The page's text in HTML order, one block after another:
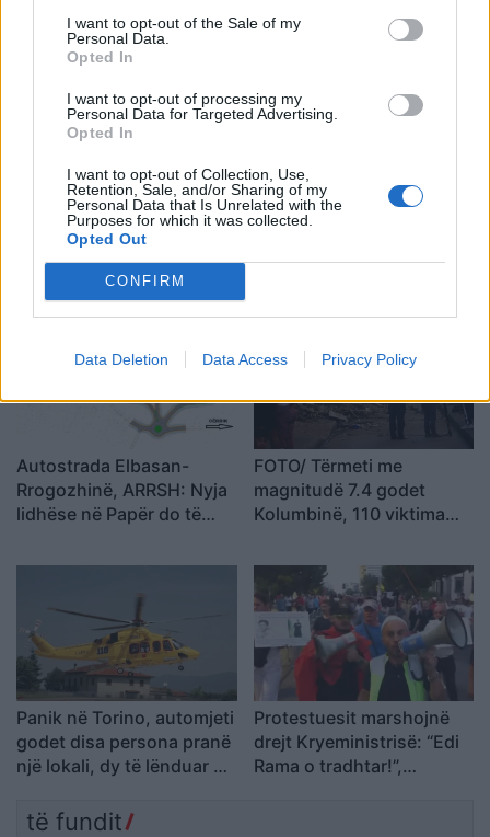
I want to opt-out of the Sale of my
Personal Data.
Opted In
I want to opt-out of processing my
Personal Data for Targeted Advertising.
Opted In
I want to opt-out of Collection, Use,
Retention, Sale, and/or Sharing of my
Personal Data that Is Unrelated with the
Purposes for which it was collected.
Opted Out
CONFIRM
Data Deletion Data Access Privacy Policy
mobilizohemi sa herë të
na kërkohet
barabartë dhe shteti t’u
Kolumbia shpall
emergjencë kombëtare
pas tërmetit shkatërrues,
mbi 100 viktima dhe
Trump pritet të firmosë
reduktimin e vaksinave të
Autostrada Elbasan-
Rrogozhinë, ARRSH: Nyja
lidhëse në Papër do të
dytë
FOTO/ Tërmeti me
magnitudë 7.4 godet
Kolumbinë, 110 viktima
bllokuar nën rrënoja
Panik në Torino, automjeti
godet disa persona pranë
një lokali, dy të lënduar në
Protestuesit marshojnë
drejt Kryeministrisë: “Edi
Rama o tradhtar!”,
të fundit